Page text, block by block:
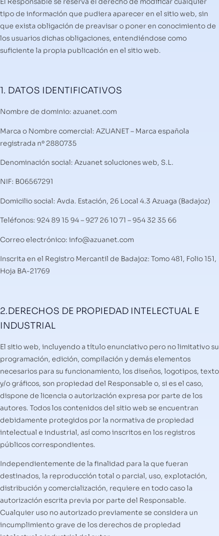
tipo de información que pudiera aparecer en el sitio web, sin
que exista obligación de preavisar o poner en conocimiento de
los usuarios dichas obligaciones, entendiéndose como
suficiente la propia publicación en el sitio web.
1. DATOS IDENTIFICATIVOS
Nombre de dominio: azuanet.com
Marca o Nombre comercial: AZUANET – Marca española
registrada nº 2880735
Denominación social: Azuanet soluciones web, S.L.
NIF: B06567291
Domicilio social: Avda. Estación, 26 Local 4.3 Azuaga (Badajoz)
Teléfonos: 924 89 15 94 – 927 26 10 71 – 954 32 35 66
Correo electrónico: info@azuanet.com
Inscrita en el Registro Mercantil de Badajoz: Tomo 481, Folio 151,
Hoja BA-21769
2.DERECHOS DE PROPIEDAD INTELECTUAL E
INDUSTRIAL
El sitio web, incluyendo a título enunciativo pero no limitativo su
programación, edición, compilación y demás elementos
necesarios para su funcionamiento, los diseños, logotipos, texto
y/o gráficos, son propiedad del Responsable o, si es el caso,
dispone de licencia o autorización expresa por parte de los
autores. Todos los contenidos del sitio web se encuentran
debidamente protegidos por la normativa de propiedad
intelectual e industrial, así como inscritos en los registros
públicos correspondientes.
Independientemente de la finalidad para la que fueran
destinados, la reproducción total o parcial, uso, explotación,
distribución y comercialización, requiere en todo caso la
autorización escrita previa por parte del Responsable.
Cualquier uso no autorizado previamente se considera un
incumplimiento grave de los derechos de propiedad